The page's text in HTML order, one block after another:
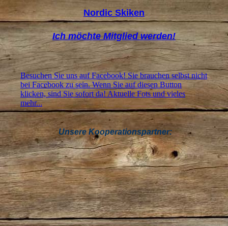
Nordic Skiken
Ich möchte Mitglied werden!
Besuchen Sie uns auf Facebook! Sie brauchen selbst nicht
bei Facebook zu sein. Wenn Sie auf diesen Button
klicken, sind Sie sofort da! Aktuelle Fots und vieles
mehr...
Unsere Kooperationspartner: